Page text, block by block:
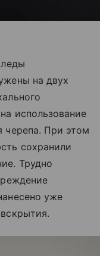
на двух
использование
черепа. При этом
сохранили
Трудно
уже